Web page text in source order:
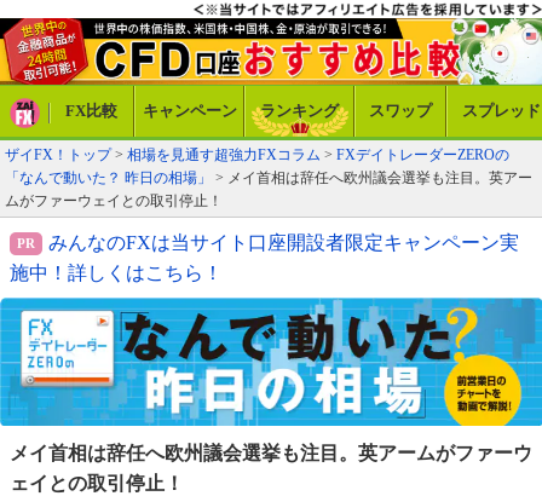
FX比較 キャンペーン ランキング スワップ スプレッド
ザイFX！トップ> 相場を見通す超強力FXコラム > FXデイトレーダーZEROの
「なんで動いた？ 昨日の相場」
> メイ首相は辞任へ欧州議会選挙も注目。英アー
ムがファーウェイとの取引停止！
みんなのFXは当サイト口座開設者限定キャンペーン実
施中！詳しくはこちら！
メイ首相は辞任へ欧州議会選挙も注目。 英アームがファーウ
ェイとの取引停止！